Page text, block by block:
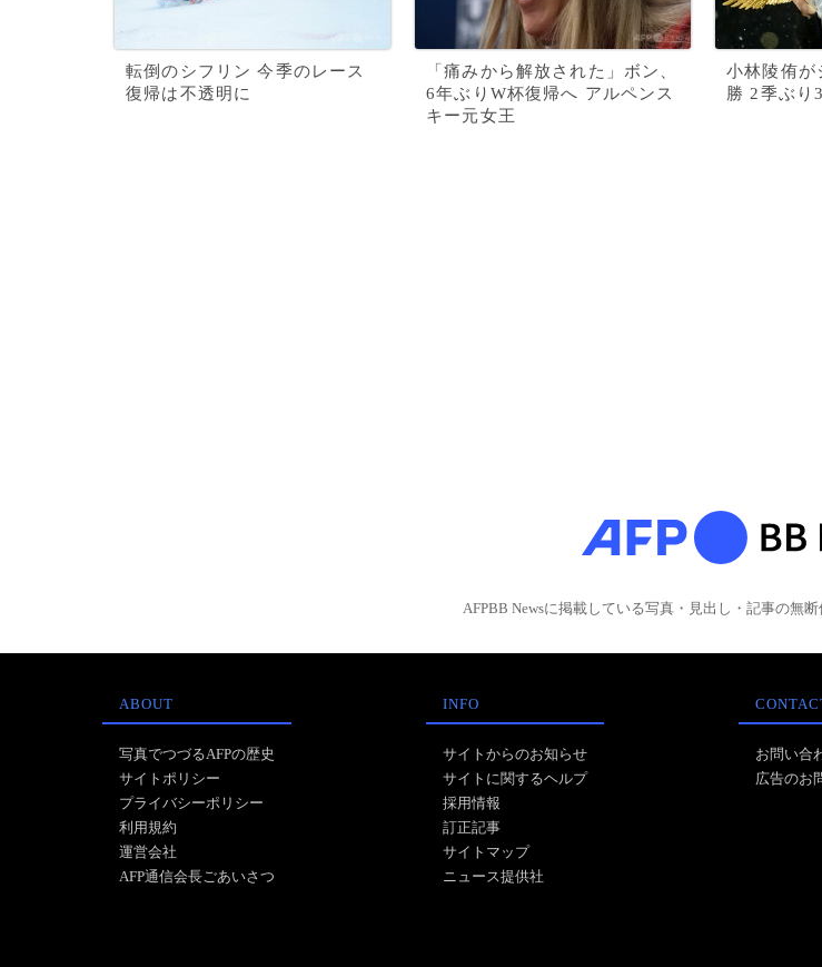
転倒のシフリン 今季のレース
復帰は不透明に
「痛みから解放された」ボン、
6年ぶりW杯復帰へ アルペンス
キー元女王
小林陵侑が
勝 2季ぶり
AFPBB Newsに掲載している写真・見出し・記事の無
ABOUT
写真でつづるAFPの歴史
サイトポリシー
プライバシーポリシー
利用規約
運営会社
AFP通信会長ごあいさつ
INFO
サイトからのお知らせ
サイトに関するヘルプ
採用情報
訂正記事
サイトマップ
ニュース提供社
お問い合
広告のお